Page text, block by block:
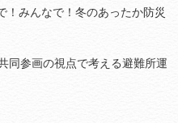
！みんなで！冬のあったか防災
同参画の視点で考える避難所運